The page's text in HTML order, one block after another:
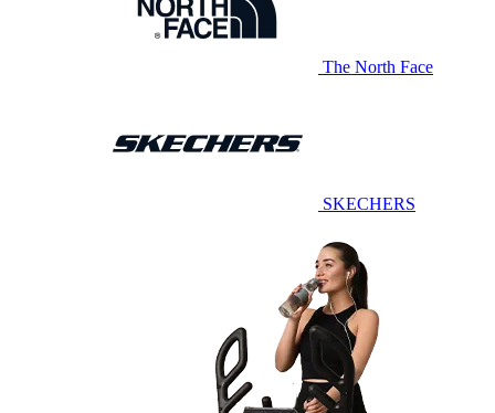
The North Face
SKECHERS